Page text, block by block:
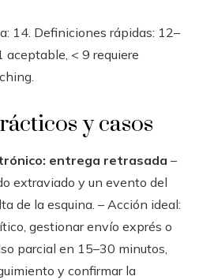
14. Definiciones rápidas: 12–
aceptable, < 9 requiere
y casos
entrega retrasada –
extraviado y un evento del
de la esquina. – Acción ideal:
gestionar envío exprés o
parcial en 15–30 minutos,
y confirmar la